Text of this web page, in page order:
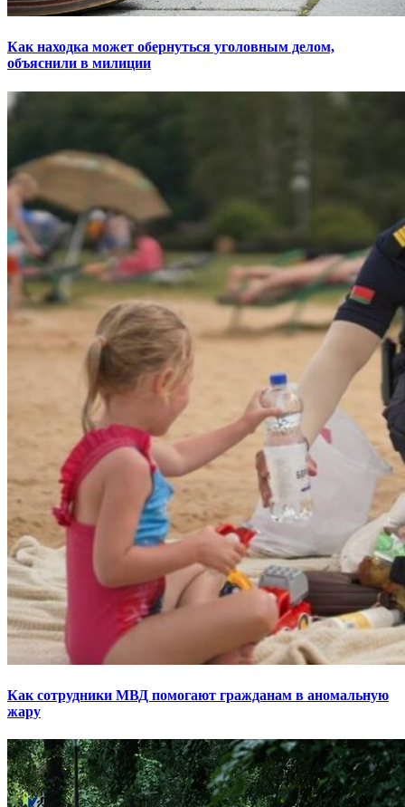
Как находка может обернуться уголовным делом,
объяснили в милиции
Как сотрудники МВД помогают гражданам в аномальную
жару